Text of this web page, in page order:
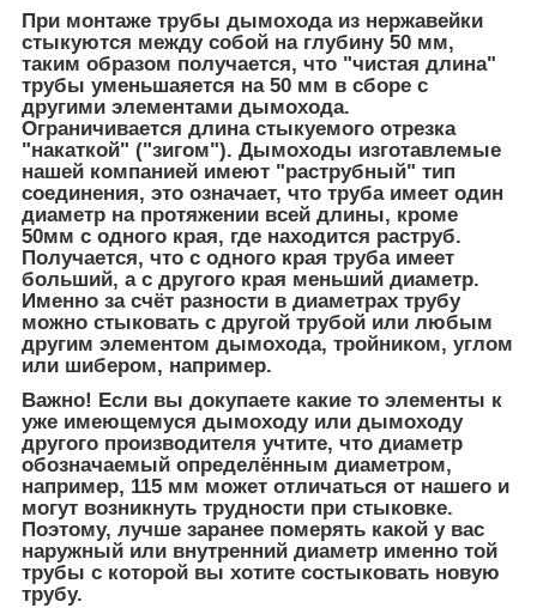
При монтаже трубы дымохода из нержавейки
стыкуются между собой на глубину 50 мм,
таким образом получается, что "чистая длина"
трубы уменьшаяется на 50 мм в сборе с
другими элементами дымохода.
Ограничивается длина стыкуемого отрезка
"накаткой" ("зигом"). Дымоходы изготавлемые
нашей компанией имеют "раструбный" тип
соединения, это означает, что труба имеет один
диаметр на протяжении всей длины, кроме
50мм с одного края, где находится раструб.
Получается, что с одного края труба имеет
больший, а с другого края меньший диаметр.
Именно за счёт разности в диаметрах трубу
можно стыковать с другой трубой или любым
другим элементом дымохода, тройником, углом
или шибером, например.
Важно! Если вы докупаете какие то элементы к
уже имеющемуся дымоходу или дымоходу
другого производителя учтите, что диаметр
обозначаемый определённым диаметром,
например, 115 мм может отличаться от нашего и
могут возникнуть трудности при стыковке.
Поэтому, лучше заранее померять какой у вас
наружный или внутренний диаметр именно той
трубы с которой вы хотите состыковать новую
трубу.